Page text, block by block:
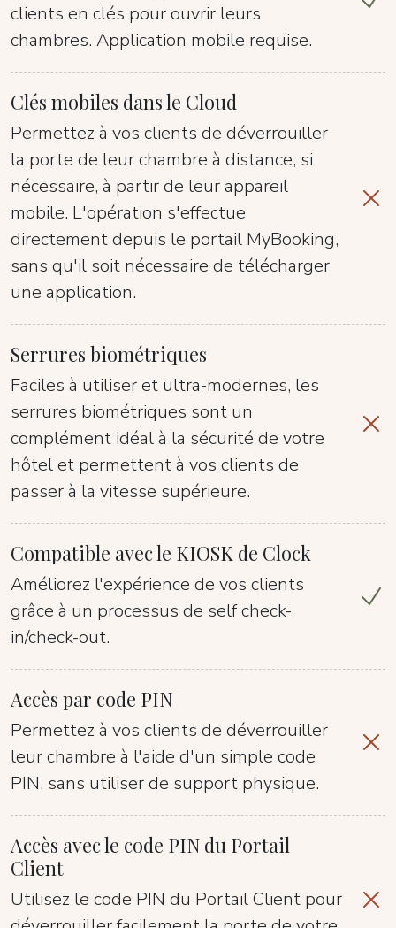
clients en clés pour ouvrir leurs
chambres. Application mobile requise.
Clés mobiles dans le Cloud
Permettez à vos clients de déverrouiller
la porte de leur chambre à distance, si
nécessaire, à partir de leur appareil
mobile. L'opération s'effectue
directement depuis le portail MyBooking,
sans qu'il soit nécessaire de télécharger
une application.
Serrures biométriques
Faciles à utiliser et ultra-modernes, les
serrures biométriques sont un
complément idéal à la sécurité de votre
hôtel et permettent à vos clients de
passer à la vitesse supérieure.
Compatible avec le KIOSK de Clock
Améliorez l'expérience de vos clients
grâce à un processus de self check-
in/check-out.
Accès par code PIN
Permettez à vos clients de déverrouiller
leur chambre à l'aide d'un simple code
PIN, sans utiliser de support physique.
Accès avec le code PIN du Portail
Client
Utilisez le code PIN du Portail Client pour